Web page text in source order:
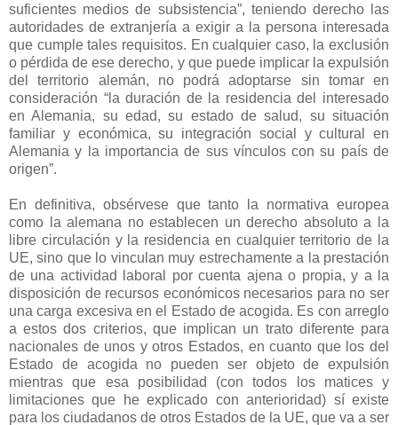
suficientes medios de subsistencia”, teniendo derecho las
autoridades de extranjería a exigir a la persona interesada
que cumple tales requisitos. En cualquier caso, la exclusión
o pérdida de ese derecho, y que puede implicar la expulsión
del territorio alemán, no podrá adoptarse sin tomar en
consideración “la duración de la residencia del interesado
en Alemania, su edad, su estado de salud, su situación
familiar y económica, su integración social y cultural en
Alemania y la importancia de sus vínculos con su país de
origen”.
En definitiva, obsérvese que tanto la normativa europea
como la alemana no establecen un derecho absoluto a la
libre circulación y la residencia en cualquier territorio de la
UE, sino que lo vinculan muy estrechamente a la prestación
de una actividad laboral por cuenta ajena o propia, y a la
disposición de recursos económicos necesarios para no ser
una carga excesiva en el Estado de acogida. Es con arreglo
a estos dos criterios, que implican un trato diferente para
nacionales de unos y otros Estados, en cuanto que los del
Estado de acogida no pueden ser objeto de expulsión
mientras que esa posibilidad (con todos los matices y
limitaciones que he explicado con anterioridad) sí existe
para los ciudadanos de otros Estados de la UE, que va a ser